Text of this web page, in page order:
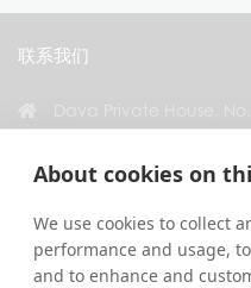
About cookies on
We use cookies to collect
performance and usage,
and to enhance and
联系我们
China
+86 18583346229
与我们联系